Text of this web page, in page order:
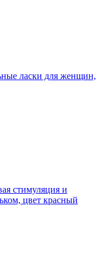
ласки для женщин,
стимуляция и
цвет красный